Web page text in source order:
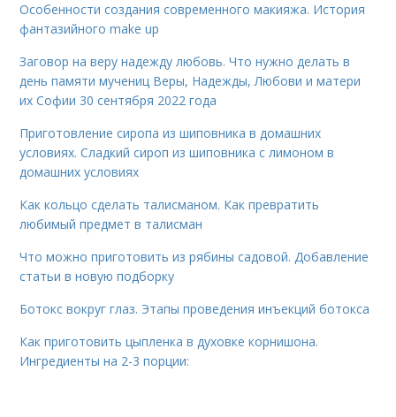
Особенности создания современного макияжа. История
фантазийного make up
Заговор на веру надежду любовь. Что нужно делать в
день памяти мучениц Веры, Надежды, Любови и матери
их Софии 30 сентября 2022 года
Приготовление сиропа из шиповника в домашних
условиях. Сладкий сироп из шиповника с лимоном в
домашних условиях
Как кольцо сделать талисманом. Как превратить
любимый предмет в талисман
Что можно приготовить из рябины садовой. Добавление
статьи в новую подборку
Ботокс вокруг глаз. Этапы проведения инъекций ботокса
Как приготовить цыпленка в духовке корнишона.
Ингредиенты на 2-3 порции: